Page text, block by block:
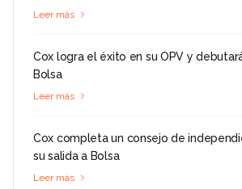
Leer más
Cox logra el éxito en su OPV y
Bolsa
Leer más
Cox completa un consejo de
su salida a Bolsa
Leer más